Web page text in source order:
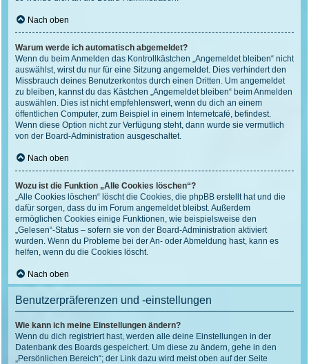
Nach oben
Warum werde ich automatisch abgemeldet?
Wenn du beim Anmelden das Kontrollkästchen „Angemeldet bleiben“ nicht
auswählst, wirst du nur für eine Sitzung angemeldet. Dies verhindert den
Missbrauch deines Benutzerkontos durch einen Dritten. Um angemeldet
zu bleiben, kannst du das Kästchen „Angemeldet bleiben“ beim Anmelden
auswählen. Dies ist nicht empfehlenswert, wenn du dich an einem
öffentlichen Computer, zum Beispiel in einem Internetcafé, befindest.
Wenn diese Option nicht zur Verfügung steht, dann wurde sie vermutlich
von der Board-Administration ausgeschaltet.
Nach oben
Wozu ist die Funktion „Alle Cookies löschen“?
„Alle Cookies löschen“ löscht die Cookies, die phpBB erstellt hat und die
dafür sorgen, dass du im Forum angemeldet bleibst. Außerdem
ermöglichen Cookies einige Funktionen, wie beispielsweise den
„Gelesen“-Status – sofern sie von der Board-Administration aktiviert
wurden. Wenn du Probleme bei der An- oder Abmeldung hast, kann es
helfen, wenn du die Cookies löscht.
Nach oben
Benutzerpräferenzen und -einstellungen
Wie kann ich meine Einstellungen ändern?
Wenn du dich registriert hast, werden alle deine Einstellungen in der
Datenbank des Boards gespeichert. Um diese zu ändern, gehe in den
„Persönlichen Bereich“; der Link dazu wird meist oben auf der Seite